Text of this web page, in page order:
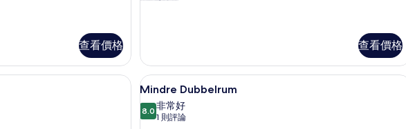
查看價格
詳
情
查看價格
Double Room Etage | 遮光布/窗簾、熨斗/熨衣板、免費無線上網、獨特裝潢
顯
示
Mindre
Mindre Dubbelrum | 遮光布/窗
4
Mindre Dubbelrum
8.08.0 分，滿分 10 分
非常好
1 則評論
(1